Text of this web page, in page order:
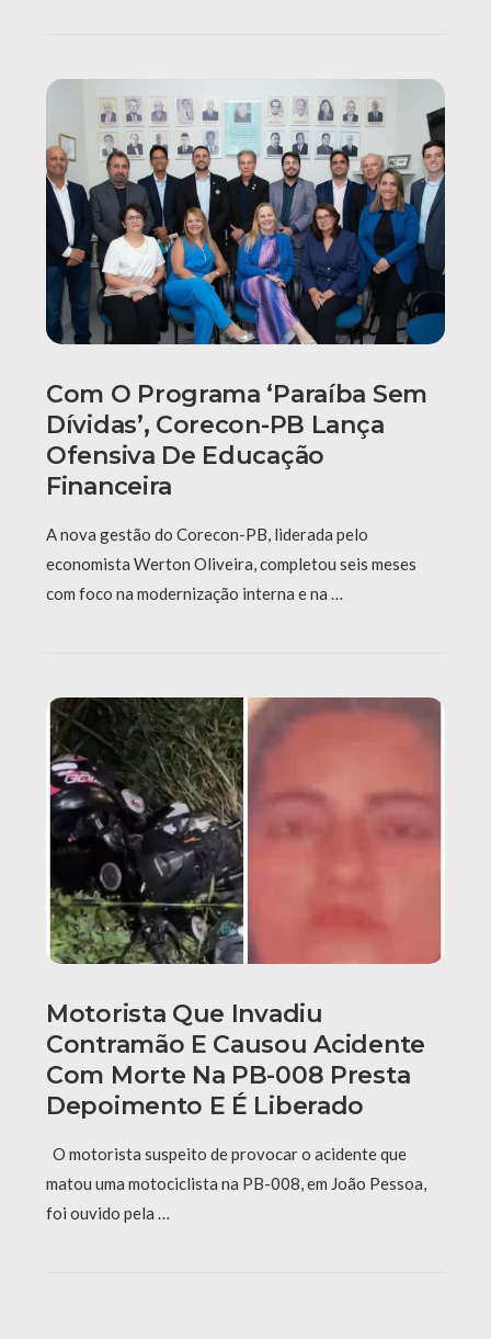
Com O Programa ‘Paraíba Sem
Dívidas’, Corecon-PB Lança
Ofensiva De Educação
Financeira
A nova gestão do Corecon-PB, liderada pelo
economista Werton Oliveira, completou seis meses
com foco na modernização interna e na …
Motorista Que Invadiu
Contramão E Causou Acidente
Com Morte Na PB-008 Presta
Depoimento E É Liberado
O motorista suspeito de provocar o acidente que
matou uma motociclista na PB-008, em João Pessoa,
foi ouvido pela …